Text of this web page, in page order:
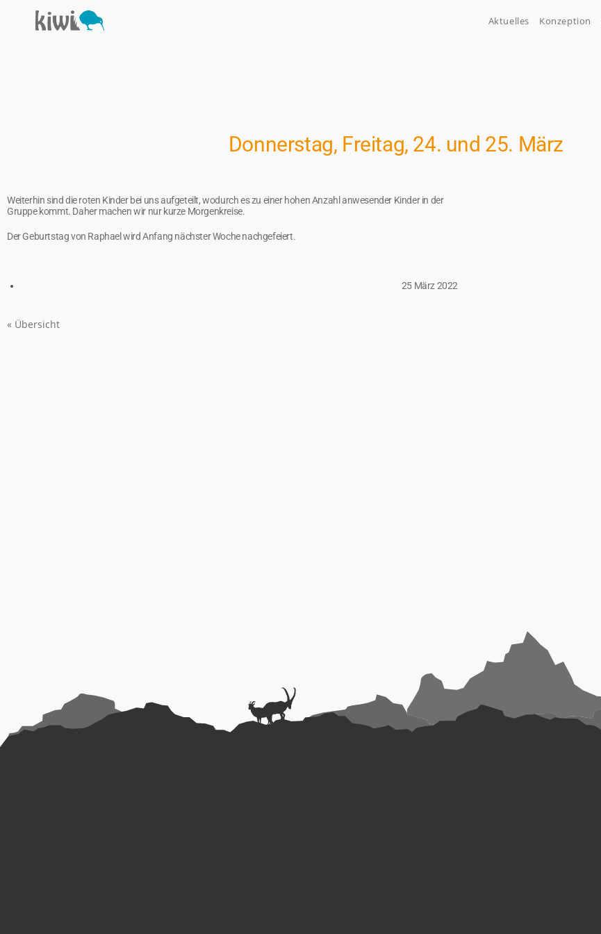
Aktuelles Konzeption
Donnerstag, Freitag, 24. und 25. März
Weiterhin sind die roten Kinder bei uns aufgeteilt, wodurch es zu einer hohen Anzahl anwesender Kinder in der
Gruppe kommt. Daher machen wir nur kurze Morgenkreise.
Der Geburtstag von Raphael wird Anfang nächster Woche nachgefeiert.
25 März 2022
« Übersicht